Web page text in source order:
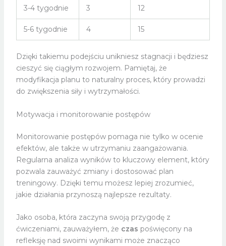
3-4 tygodnie 3 12
5-6 tygodnie 4 15
Dzięki takiemu podejściu unikniesz stagnacji i będziesz
cieszyć się ciągłym rozwojem. Pamiętaj, że
modyfikacja planu to naturalny proces, który prowadzi
do zwiększenia siły i wytrzymałości.
Motywacja i monitorowanie postępów
Monitorowanie postępów pomaga nie tylko w ocenie
efektów, ale także w utrzymaniu zaangażowania.
Regularna analiza wyników to kluczowy element, który
pozwala zauważyć zmiany i dostosować plan
treningowy. Dzięki temu możesz lepiej zrozumieć,
jakie działania przynoszą najlepsze rezultaty.
Jako osoba, która zaczyna swoją przygodę z
ćwiczeniami, zauważyłem, że czas poświęcony na
refleksję nad swoimi wynikami może znacząco